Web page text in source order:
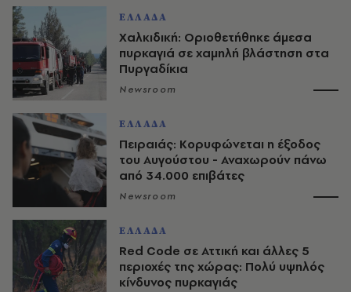
ΕΛΛΑΔΑ
Χαλκιδική: Οριοθετήθηκε άμεσα
πυρκαγιά σε χαμηλή βλάστηση στα
Πυργαδίκια
Newsroom
ΕΛΛΑΔΑ
Πειραιάς: Κορυφώνεται η έξοδος
του Αυγούστου - Αναχωρούν πάνω
από 34.000 επιβάτες
Newsroom
ΕΛΛΑΔΑ
Red Code σε Αττική και άλλες 5
περιοχές της χώρας: Πολύ υψηλός
κίνδυνος πυρκαγιάς